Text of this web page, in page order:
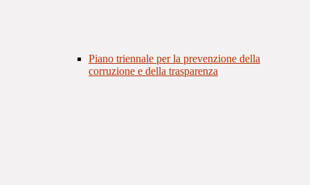
Piano triennale per la prevenzione della
corruzione e della trasparenza